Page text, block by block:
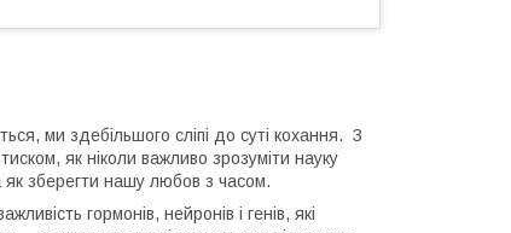
ми здебільшого сліпі до суті кохання. З
як ніколи важливо зрозуміти науку
зберегти нашу любов з часом.
гормонів, нейронів і генів, які